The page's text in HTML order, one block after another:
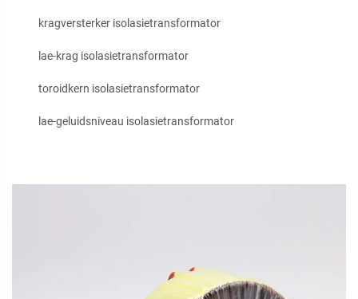
kragversterker isolasietransformator
lae-krag isolasietransformator
toroidkern isolasietransformator
lae-geluidsniveau isolasietransformator